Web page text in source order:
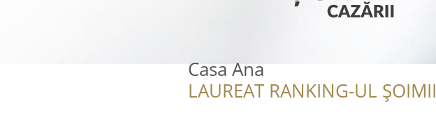
Casa Ana
LAUREAT RANKING-UL ȘOIMII